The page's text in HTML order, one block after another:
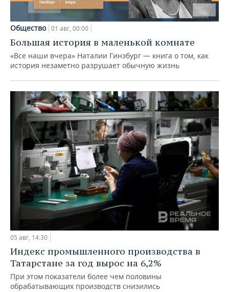
Общество 01 авг, 00:00
Большая история в маленькой комнате
«Все наши вчера» Наталии Гинзбург — книга о том, как
история незаметно разрушает обычную жизнь
05 авг, 14:30
Индекс промышленного производства в
Татарстане за год вырос на 6,2%
При этом показатели более чем половины
обрабатывающих производств снизились